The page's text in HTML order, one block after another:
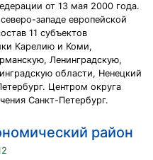
от 13 мая 2000 года.
западе европейской
11 субъектов
Карелию и Коми,
Ленинградскую,
области, Ненецкий
Центром округа
Санкт-Петербург.
район